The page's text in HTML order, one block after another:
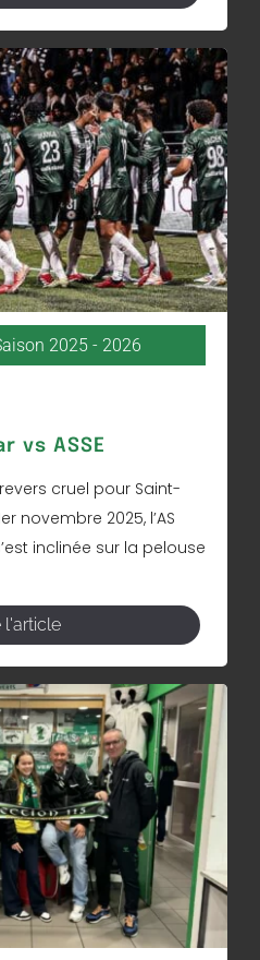
2025 - 2026
vs ASSE
revers cruel pour Saint-
novembre 2025, l’AS
inclinée sur la pelouse
l'article